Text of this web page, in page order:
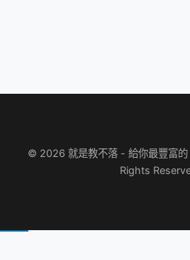
© 2026 就是教不落 - 給你最豐富的
Rights